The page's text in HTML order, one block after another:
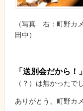
（写真 右：町野カ
田中）
「送別会だから！」
（？）は無かったで
ありがとう、町野カ